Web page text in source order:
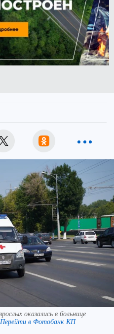
оказались в больнице
Перейти в Фотобанк КП